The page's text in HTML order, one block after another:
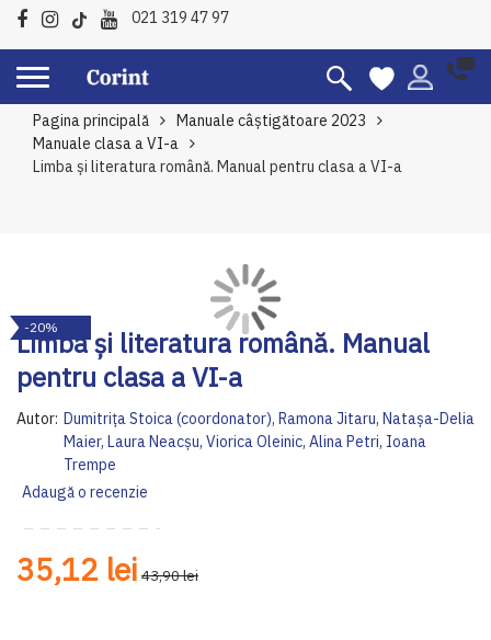
021 319 47 97
Pagina principală
Manuale câştigătoare 2023
Manuale clasa a VI-a
Limba şi literatura română. Manual pentru clasa a VI-a
Limba şi literatura română. Manual
pentru clasa a VI-a
Autor: Dumitrița Stoica (coordonator), Ramona Jitaru, Natașa-Delia
Maier, Laura Neacșu, Viorica Oleinic, Alina Petri, Ioana
Trempe
Adaugă o recenzie
35,12 lei 43,90 lei
to
the
end
the
images
-20%